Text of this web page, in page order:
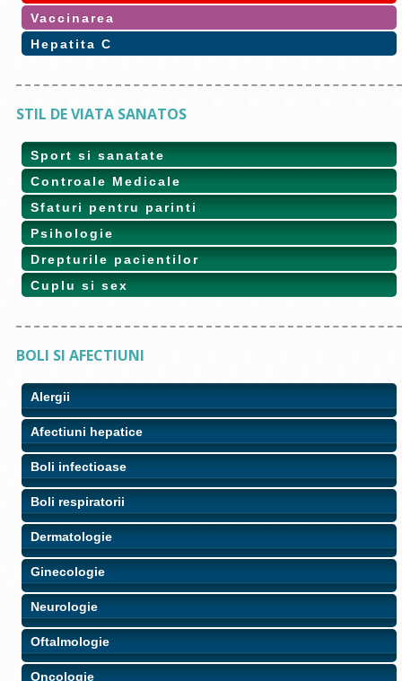
Vaccinarea
Hepatita C
STIL DE VIATA SANATOS
Sport si sanatate
Controale Medicale
Sfaturi pentru parinti
Psihologie
Drepturile pacientilor
Cuplu si sex
BOLI SI AFECTIUNI
Alergii
Afectiuni hepatice
Boli infectioase
Boli respiratorii
Dermatologie
Ginecologie
Neurologie
Oftalmologie
Oncologie